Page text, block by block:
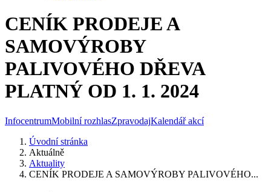
CENÍK PRODEJE A
SAMOVÝROBY
PALIVOVÉHO DŘEVA
PLATNÝ OD 1. 1. 2024
InfocentrumMobilní rozhlasZpravodajKalendář akcí
Úvodní stránka
Aktuálně
Aktuality
CENÍK PRODEJE A SAMOVÝROBY PALIVOVÉHO...